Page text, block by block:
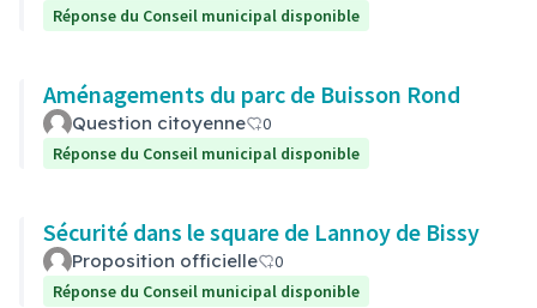
Réponse du Conseil municipal disponible
Aménagements du parc de Buisson Rond
Question citoyenne
0
Réponse du Conseil municipal disponible
Sécurité dans le square de Lannoy de Bissy
Proposition officielle
0
Réponse du Conseil municipal disponible